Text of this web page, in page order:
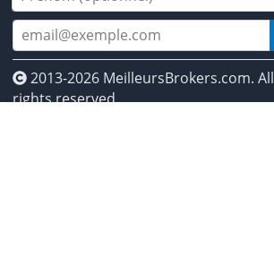
2013-2026 MeilleursBrokers.com. All
rights reserved.